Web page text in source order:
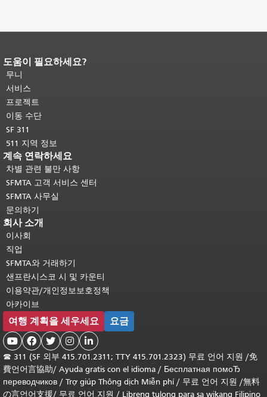
페이지 내용 끝입니다.이 페이지의 나
머지 내용은 모든 페이지에 반복됩니
다.메인 콘텐츠 상단으로 돌아가려면
여기를 클릭하십시오
도움이 필요하세요?
무니
서비스
프로젝트
이동 수단
SF 311
511 지역 정보
계속 연락하세요
차별 관련 불만 사항
SFMTA 고객 서비스 센터
SFMTA 사무실
문의하기
회사 소개
이사회
직업
SFMTA와 거래하기
샌프란시스코 시 및 카운티
이용약관/개인정보보호정책
아카이브
여행 계획을 세우세요 요금
    
☎ 311 (SF 외부 415.701.2311; TTY 415.701.2323) 무료 언어 지원 /免
費언어言協助/ Ayuda gratis con el idioma / Бесплатная помоЂ
переводчиков / Trợ giúp Thông dịch Miễn phí/ 무료 언어 지원 /無料
の言언어支援/ 무료 언어 지원 / Libreng tulong para sa wikang Filipino